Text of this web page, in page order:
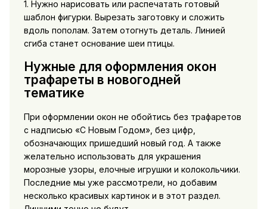
1. Нужно нарисовать или распечатать готовый
шаблон фигурки. Вырезать заготовку и сложить
вдоль пополам. Затем отогнуть деталь. Линией
сгиба станет основание шеи птицы.
Нужные для оформления окон
трафареты в новогодней
тематике
При оформлении окон не обойтись без трафаретов
с надписью «С Новым Годом», без цифр,
обозначающих пришедший новый год. А также
желательно использовать для украшения
морозные узоры, елочные игрушки и колокольчики.
Последние мы уже рассмотрели, но добавим
несколько красивых картинок и в этот раздел.